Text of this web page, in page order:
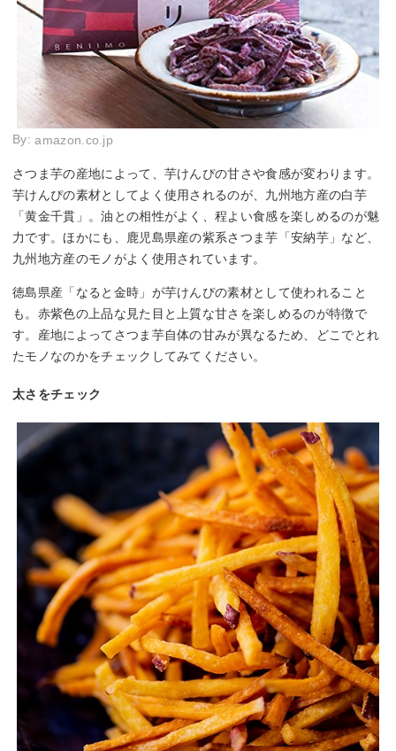
By:amazon.co.jp
さつま芋の産地によって、芋けんぴの甘さや食感が変わります。
芋けんぴの素材としてよく使用されるのが、九州地方産の白芋
「黄金千貫」。油との相性がよく、程よい食感を楽しめるのが魅
力です。ほかにも、鹿児島県産の紫系さつま芋「安納芋」など、
九州地方産のモノがよく使用されています。
徳島県産「なると金時」が芋けんぴの素材として使われること
も。赤紫色の上品な見た目と上質な甘さを楽しめるのが特徴で
す。産地によってさつま芋自体の甘みが異なるため、どこでとれ
たモノなのかをチェックしてみてください。
太さをチェック